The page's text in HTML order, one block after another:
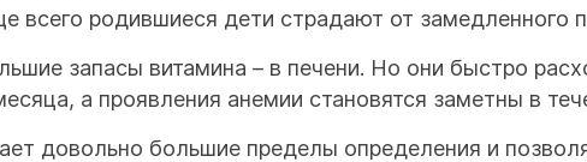
всего родившиеся дети страдают от замедленного
запасы витамина – в печени. Но они быстро
а проявления анемии становятся заметны в
довольно большие пределы определения и